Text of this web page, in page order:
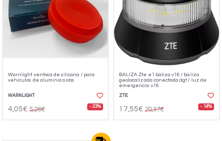
Warnlight ventosa de silicona / para
vehículos de aluminio o abs
WARNLIGHT
4,05€ 5,26€ - 23%
BALIZA Zte e1 baliza v16 / baliza
geolocalizada conectada dgt / luz de
emergencia v16
ZTE
17,55€ 20,37€ - 14%